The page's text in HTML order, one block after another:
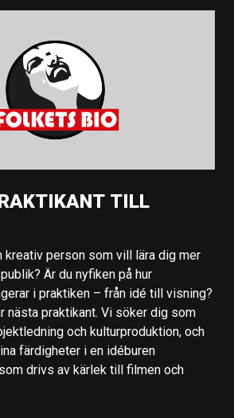
TILL
kreativ person som vill lära dig mer
Är du nyfiken på hur
i praktiken – från idé till visning?
nästa praktikant. Vi söker dig som
och kulturproduktion, och
färdigheter i en idéburen
drivs av kärlek till filmen och